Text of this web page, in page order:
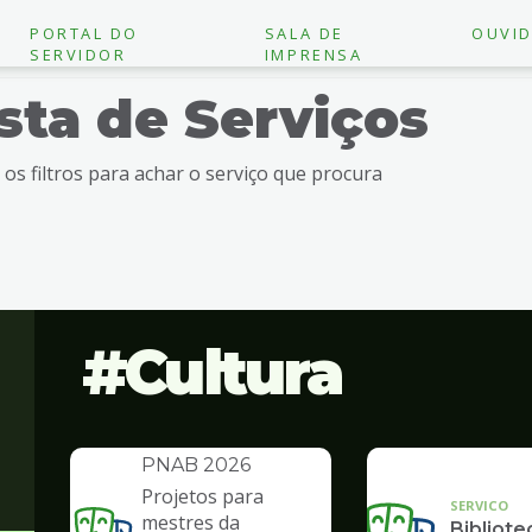
PORTAL DO
SERVIDOR
SALA DE
IMPRENSA
de Serviços
os filtros para achar o serviço que procura
Cultura
INSTITUCIONAL
PNAB 2026
Projetos para
mestres da
SERVICO